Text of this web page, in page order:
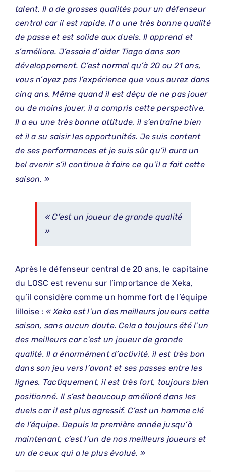
talent. Il a de grosses qualités pour un défenseur
central car il est rapide, il a une très bonne qualité
de passe et est solide aux duels. Il apprend et
s’améliore. J’essaie d’aider Tiago dans son
développement. C’est normal qu’à 20 ou 21 ans,
vous n’ayez pas l’expérience que vous aurez dans
cinq ans. Même quand il est déçu de ne pas jouer
ou de moins jouer, il a compris cette perspective.
Il a eu une très bonne attitude, il s’entraîne bien
et il a su saisir les opportunités. Je suis content
de ses performances et je suis sûr qu’il aura un
bel avenir s’il continue à faire ce qu’il a fait cette
saison. »
« C’est un joueur de grande qualité
»
Après le défenseur central de 20 ans, le capitaine
du LOSC est revenu sur l’importance de Xeka,
qu’il considère comme un homme fort de l’équipe
lilloise : « Xeka est l’un des meilleurs joueurs cette
saison, sans aucun doute. Cela a toujours été l’un
des meilleurs car c’est un joueur de grande
qualité. Il a énormément d’activité, il est très bon
dans son jeu vers l’avant et ses passes entre les
lignes. Tactiquement, il est très fort, toujours bien
positionné. Il s’est beaucoup amélioré dans les
duels car il est plus agressif. C’est un homme clé
de l’équipe. Depuis la première année jusqu’à
maintenant, c’est l’un de nos meilleurs joueurs et
un de ceux qui a le plus évolué. »